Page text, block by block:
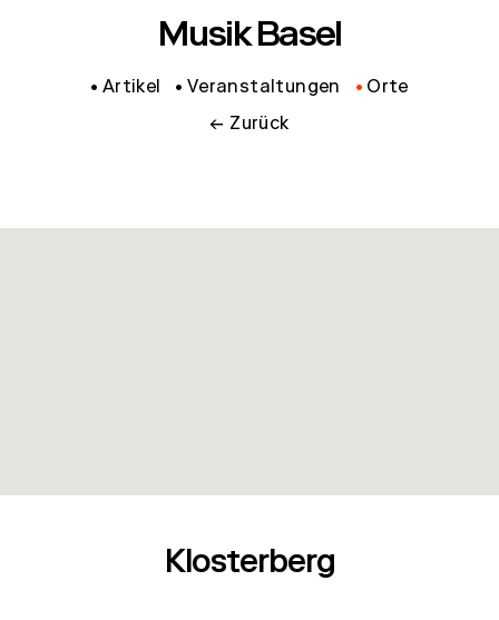
Musik Basel
Artikel Veranstaltungen Orte
← Zurück
Klosterberg